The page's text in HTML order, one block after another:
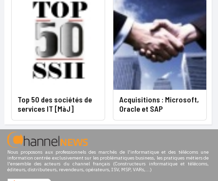
Top 50 des sociétés de
services IT [MàJ]
Acquisitions : Microsoft,
Oracle et SAP
Nous proposons aux professionnels des marchés de l'informatique et des télécoms une
information centrée exclusivement sur les problématiques business, les pratiques métiers de
l'ensemble des acteurs du channel français (Constructeurs informatique et télécoms,
éditeurs, distributeurs, revendeurs, opérateurs, ISV, MSP, VARs,...)